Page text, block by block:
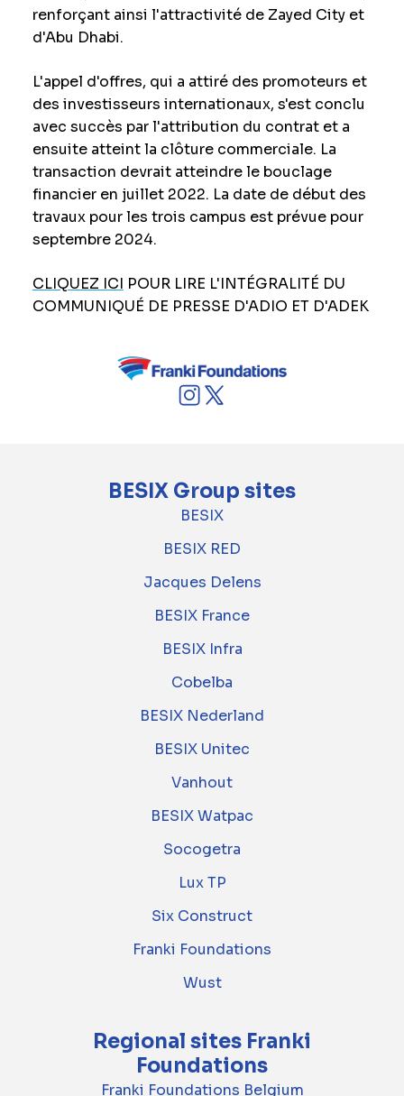
renforçant ainsi l'attractivité de Zayed City et
d'Abu Dhabi.
L'appel d'offres, qui a attiré des promoteurs et
des investisseurs internationaux, s'est conclu
avec succès par l'attribution du contrat et a
ensuite atteint la clôture commerciale. La
transaction devrait atteindre le bouclage
financier en juillet 2022. La date de début des
travaux pour les trois campus est prévue pour
septembre 2024.
CLIQUEZ ICI POUR LIRE L'INTÉGRALITÉ DU
COMMUNIQUÉ DE PRESSE D'ADIO ET D'ADEK
BESIX Group sites
BESIX
BESIX RED
Jacques Delens
BESIX France
BESIX Infra
Cobelba
BESIX Nederland
BESIX Unitec
Vanhout
BESIX Watpac
Socogetra
Lux TP
Six Construct
Franki Foundations
Wust
Regional sites Franki
Foundations
Franki Foundations Belgium